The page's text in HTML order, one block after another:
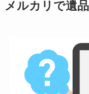
メルカリで遺